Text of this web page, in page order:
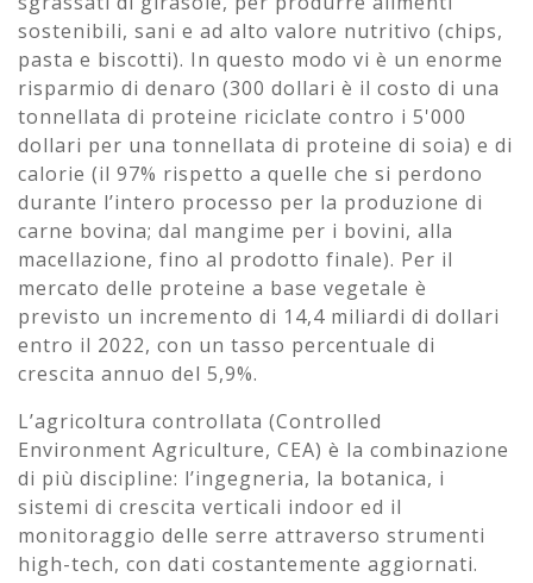
sostenibili, sani e ad alto valore nutritivo (chips,
pasta e biscotti). In questo modo vi è un enorme
risparmio di denaro (300 dollari è il costo di una
tonnellata di proteine riciclate contro i 5'000
dollari per una tonnellata di proteine di soia) e di
calorie (il 97% rispetto a quelle che si perdono
durante l’intero processo per la produzione di
carne bovina; dal mangime per i bovini, alla
macellazione, fino al prodotto finale). Per il
mercato delle proteine a base vegetale è
previsto un incremento di 14,4 miliardi di dollari
entro il 2022, con un tasso percentuale di
crescita annuo del 5,9%.
L’agricoltura controllata (Controlled
Environment Agriculture, CEA) è la combinazione
di più discipline: l’ingegneria, la botanica, i
sistemi di crescita verticali indoor ed il
monitoraggio delle serre attraverso strumenti
high-tech, con dati costantemente aggiornati.